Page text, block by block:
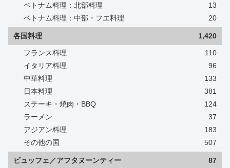
ベトナム料理：北部料理
13
ベトナム料理：中部・フエ料理
20
各国料理 1,420
フランス料理
110
イタリア料理
96
中華料理
133
日本料理
381
ステーキ・焼肉・BBQ
124
ラーメン
37
アジアン料理
183
その他の国
507
ビュッフェ／アフタヌーンティー 87